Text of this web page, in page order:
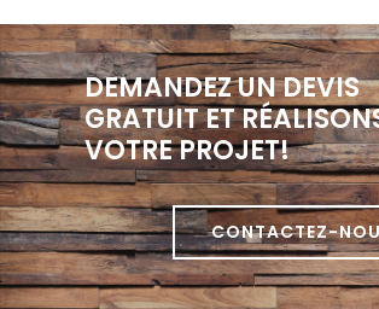
DEMANDEZ UN DEVIS
GRATUIT ET
VOTRE PROJET!
CONTACTEZ-